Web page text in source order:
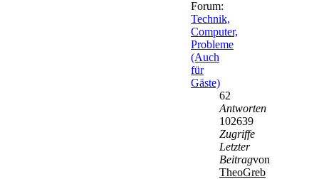
Forum:
Technik,
Computer,
Probleme
(Auch
für
Gäste)
62
Antworten
102639
Zugriffe
Letzter
Beitragvon
TheoGreb